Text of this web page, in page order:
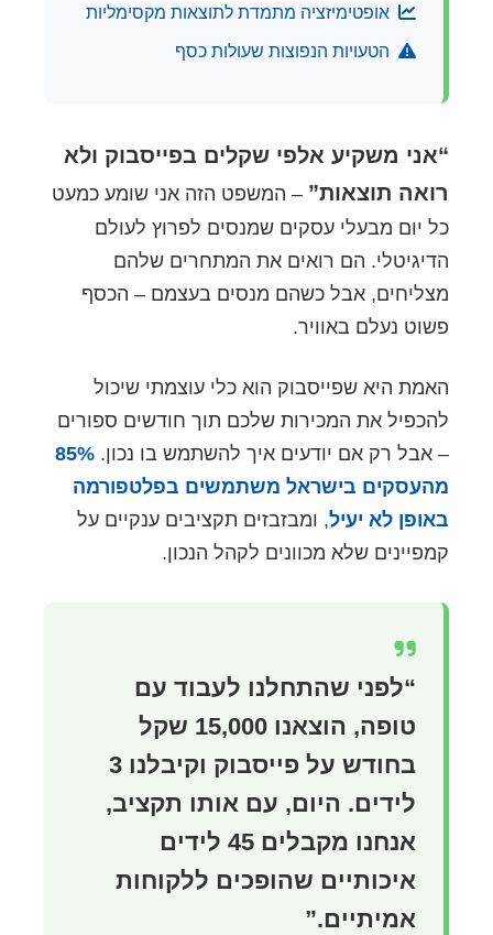
אופטימיזציה מתמדת לתוצאות מקסימליות
הטעויות הנפוצות שעולות כסף
“אני משקיע אלפי שקלים בפייסבוק ולא
רואה תוצאות” – המשפט הזה אני שומע כמעט
כל יום מבעלי עסקים שמנסים לפרוץ לעולם
הדיגיטלי. הם רואים את המתחרים שלהם
מצליחים, אבל כשהם מנסים בעצמם – הכסף
פשוט נעלם באוויר.
האמת היא שפייסבוק הוא כלי עוצמתי שיכול
להכפיל את המכירות שלכם תוך חודשים ספורים
– אבל רק אם יודעים איך להשתמש בו נכון. 85%
מהעסקים בישראל משתמשים בפלטפורמה
באופן לא יעיל, ומבזבזים תקציבים ענקיים על
קמפיינים שלא מכוונים לקהל הנכון.
“לפני שהתחלנו לעבוד עם
טופה, הוצאנו 15,000 שקל
בחודש על פייסבוק וקיבלנו 3
לידים. היום, עם אותו תקציב,
אנחנו מקבלים 45 לידים
איכותיים שהופכים ללקוחות
אמיתיים.”